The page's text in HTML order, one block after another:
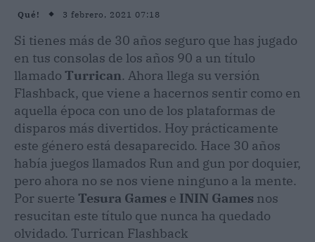
Qué! 3 febrero, 2021 07:18
Si tienes más de 30 años seguro que has jugado
en tus consolas de los años 90 a un título
llamado Turrican. Ahora llega su versión
Flashback, que viene a hacernos sentir como en
aquella época con uno de los plataformas de
disparos más divertidos. Hoy prácticamente
este género está desaparecido. Hace 30 años
había juegos llamados Run and gun por doquier,
pero ahora no se nos viene ninguno a la mente.
Por suerte Tesura Games e ININ Games nos
resucitan este título que nunca ha quedado
olvidado. Turrican Flashback